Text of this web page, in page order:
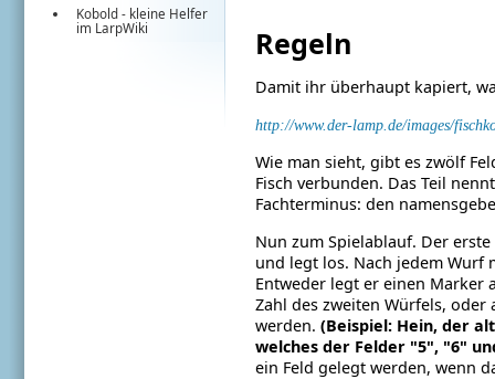
Kobold - kleine Helfer
im LarpWiki Regeln
Damit ihr überhaupt kapiert,
http://www.der-lamp.de/images/
Wie man sieht, gibt es zwölf
Fisch verbunden. Das Teil
Fachterminus: den
Nun zum Spielablauf. Der
und legt los. Nach jedem Wurf
Entweder legt er einen Marker
Zahl des zweiten Würfels,
werden. (Beispiel: Hein, der
welches der Felder "5", "6"
ein Feld gelegt werden, wenn